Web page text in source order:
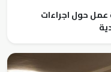
حول اجراءات